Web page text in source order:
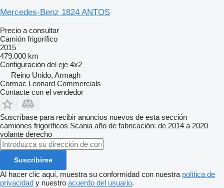
Mercedes-Benz 1824 ANTOS
Precio a consultar
Camión frigorífico
2015
479.000 km
Configuración del eje 4x2
Reino Unido, Armagh
Cormac Leonard Commercials
Contacte con el vendedor
Suscríbase para recibir anuncios nuevos de esta sección
camiones frigoríficos Scania año de fabricación: de 2014 a 2020
volante derecho
Suscribirse
Al hacer clic aquí, muestra su conformidad con nuestra política de
privacidad y nuestro acuerdo del usuario.